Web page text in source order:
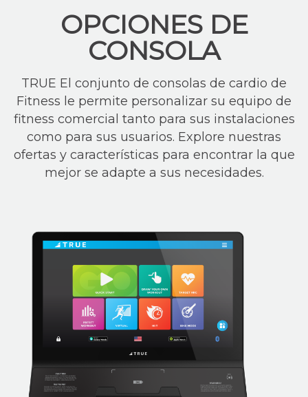
OPCIONES DE
CONSOLA
TRUE El conjunto de consolas de cardio de
Fitness le permite personalizar su equipo de
fitness comercial tanto para sus instalaciones
como para sus usuarios. Explore nuestras
ofertas y características para encontrar la que
mejor se adapte a sus necesidades.